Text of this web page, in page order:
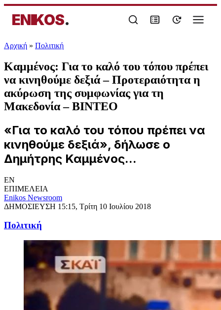
ENIKOS.
Αρχική » Πολιτική
Καμμένος: Για το καλό του τόπου πρέπει
να κινηθούμε δεξιά – Προτεραιότητα η
ακύρωση της συμφωνίας για τη
Μακεδονία – ΒΙΝΤΕΟ
«Για το καλό του τόπου πρέπει να
κινηθούμε δεξιά», δήλωσε ο
Δημήτρης Καμμένος...
EN
ΕΠΙΜΕΛΕΙΑ
Enikos Newsroom
ΔΗΜΟΣΙΕΥΣΗ 15:15, Τρίτη 10 Ιουλίου 2018
Πολιτική